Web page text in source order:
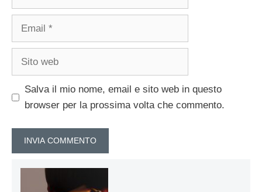
Email
Sito
Salva il mio nome, email e sito web in questo
browser per la prossima volta che commento.